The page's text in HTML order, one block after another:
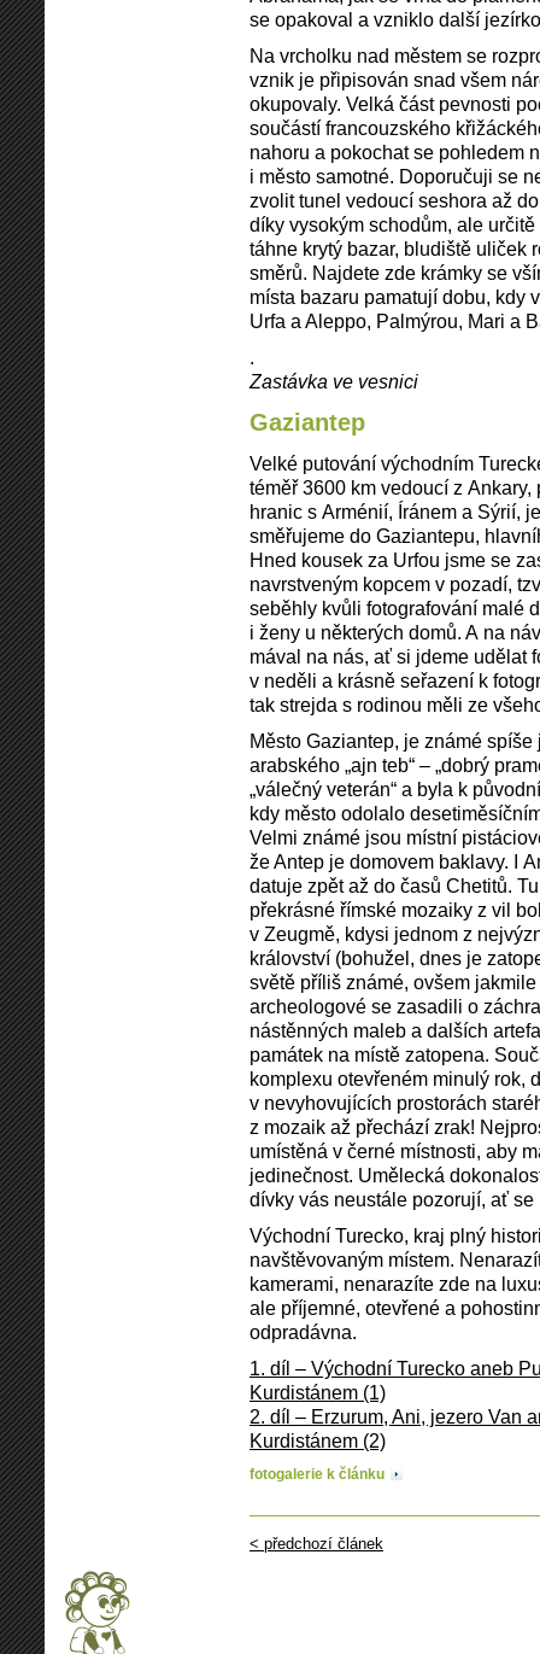
se opakoval a vzniklo další
Na vrcholku nad městem se
vznik je připisován snad všem
okupovaly. Velká část pevnosti
součástí francouzského
nahoru a pokochat se pohledem
i město samotné. Doporučuji se
zvolit tunel vedoucí seshora až
díky vysokým schodům, ale
táhne krytý bazar, bludiště uliček
směrů. Najdete zde krámky se
místa bazaru pamatují dobu, kdy
Urfa a Aleppo, Palmýrou, Mari a
.
Zastávka ve vesnici
Gaziantep
Velké putování východním
téměř 3600 km vedoucí z
hranic s Arménií, Íránem a Sýrií,
směřujeme do Gaziantepu,
Hned kousek za Urfou jsme se
navrstveným kopcem v pozadí,
seběhly kvůli fotografování malé
i ženy u některých domů. A na
mával na nás, ať si jdeme udělat
v neděli a krásně seřazení k
tak strejda s rodinou měli ze
Město Gaziantep, je známé
arabského „ajn teb“ – „dobrý
„válečný veterán“ a byla k
kdy město odolalo
Velmi známé jsou místní
že Antep je domovem baklavy. I
datuje zpět až do časů Chetitů.
překrásné římské mozaiky z vil
v Zeugmě, kdysi jednom z
království (bohužel, dnes je
světě příliš známé, ovšem
archeologové se zasadili o
nástěnných maleb a dalších
památek na místě zatopena.
komplexu otevřeném minulý rok,
v nevyhovujících prostorách
z mozaik až přechází zrak!
umístěná v černé místnosti, aby
jedinečnost. Umělecká
dívky vás neustále pozorují, ať
Východní Turecko, kraj plný
navštěvovaným místem.
kamerami, nenarazíte zde na
ale příjemné, otevřené a
odpradávna.
1. díl – Východní Turecko aneb
Kurdistánem (1)
2. díl – Erzurum, Ani, jezero Van
Kurdistánem (2)
fotogalerie k článku
< předchozí článek